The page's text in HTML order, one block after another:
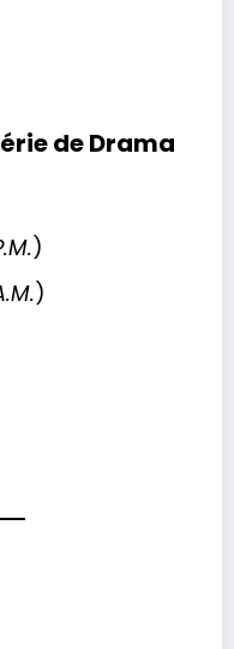
de Drama
)
)